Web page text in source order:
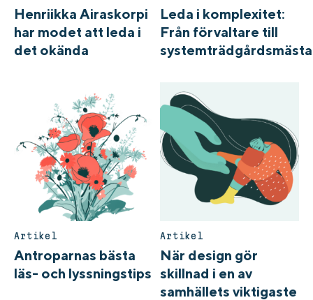
Henriikka Airaskorpi
har modet att leda i
det okända
Leda i komplexitet:
Från förvaltare till
Artikel
Antroparnas bästa
läs- och lyssningstips
Artikel
När design gör
skillnad i en av
samhällets viktigaste